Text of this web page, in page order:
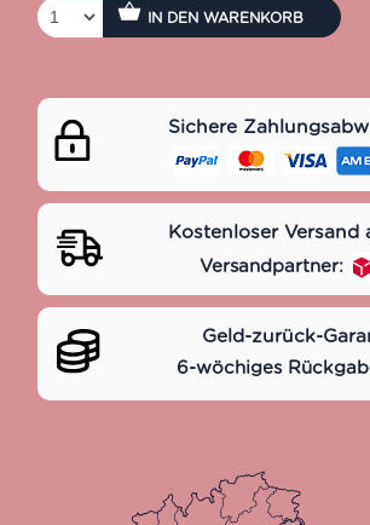
IN DEN WARENKORB
Sichere
Kostenloser Versand
Versandpartner:
Geld-zurück-
6-wöchiges